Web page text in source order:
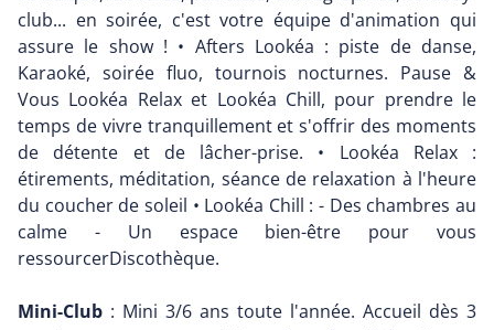
club... en soirée, c'est votre équipe d'animation qui
assure le show ! • Afters Lookéa : piste de danse,
Karaoké, soirée fluo, tournois nocturnes. Pause &
Vous Lookéa Relax et Lookéa Chill, pour prendre le
temps de vivre tranquillement et s'offrir des moments
de détente et de lâcher-prise. • Lookéa Relax :
étirements, méditation, séance de relaxation à l'heure
du coucher de soleil • Lookéa Chill : - Des chambres au
calme - Un espace bien-être pour vous
ressourcerDiscothèque.
Mini-Club : Mini 3/6 ans toute l'année. Accueil dès 3